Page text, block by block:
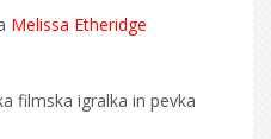
Melissa Etheridge
filmska igralka in pevka